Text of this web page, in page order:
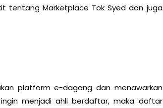
tentang Marketplace Tok Syed dan juga
platform e-dagang dan menawarkan
menjadi ahli berdaftar, maka daftar